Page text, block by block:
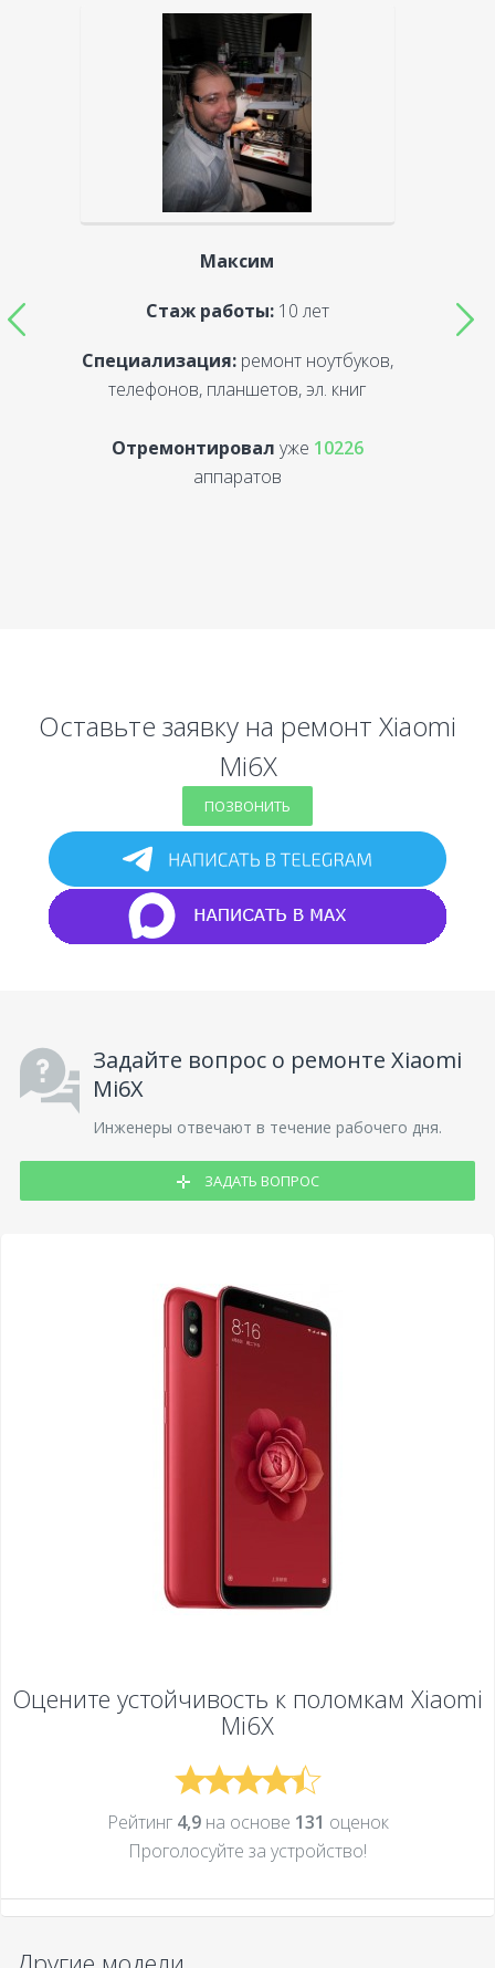
Максим
Стаж работы:10 лет
Специализация:ремонт ноутбуков,
телефонов, планшетов, эл. книг
Отремонтировал уже 10226
аппаратов
Оставьте заявку на ремонт Xiaomi
Mi6X
ПОЗВОНИТЬ
Задайте вопрос о ремонте Xiaomi
Mi6X
Инженеры отвечают в течение рабочего дня.
ЗАДАТЬ ВОПРОС
Оцените устойчивость к поломкам Xiaomi
Mi6X
Рейтинг 4,9на основе 131 оценок
Проголосуйте за устройcтво!